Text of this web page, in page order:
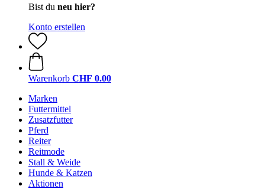
Bist du neu hier?
Konto erstellen
Warenkorb CHF 0.00
Marken
Futtermittel
Zusatzfutter
Pferd
Reiter
Reitmode
Stall & Weide
Hunde & Katzen
Aktionen